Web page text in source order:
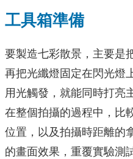
工具箱準備
要製造七彩散景，主要是
再把光纖燈固定在閃光燈
用光觸發，就能同時打亮
在整個拍攝的過程中，比
位置，以及拍攝時距離的
的畫面效果，重覆實驗測